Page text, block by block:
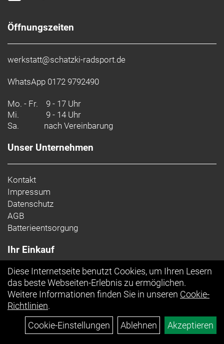
Öffnungszeiten
werkstatt@schatzki-radsport.de
WhatsApp 0172 9792490
Mo. - Fr. 9 - 17 Uhr
Mi.
9 - 14 Uhr
Sa.
nach Vereinbarung
Unser Unternehmen
Kontakt
Impressum
Datenschutz
AGB
Batterieentsorgung
Ihr Einkauf
Top Artikel
Diese Internetseite benutzt Cookies, um Ihren Lesern
das beste Webseiten-Erlebnis zu ermöglichen.
Weitere Informationen finden Sie in unseren Cookie-
Richtlinien.
Cookie-Einstellungen
Ablehnen Akzeptieren